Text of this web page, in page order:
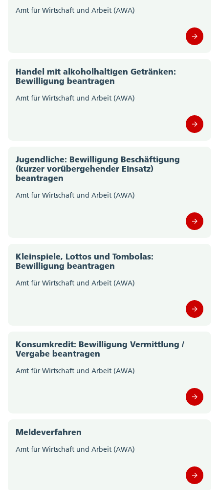
Amt für Raumplanung (0)
Amt für Wald, Jagd und Fischerei (0)
Amtschreiberei (0)
Departement des Innern; Departementssekretariat
Departement für Bildung und Kultur;
Departementssekretariat (0)
Gesundheitsamt (0)
Polizei Kanton Solothurn (0)
Staatskanzlei (0)
Volkswirtschaftsdepartement;
Departementssekretariat (0)
Amt für Wirtschaft und Arbeit (AWA)
Handel mit alkoholhaltigen Getränken:
Bewilligung beantragen
Amt für Wirtschaft und Arbeit (AWA)
Jugendliche: Bewilligung Beschäftigung
(kurzer vorübergehender Einsatz)
beantragen
Amt für Wirtschaft und Arbeit (AWA)
Kleinspiele, Lottos und Tombolas:
Bewilligung beantragen
Amt für Wirtschaft und Arbeit (AWA)
Konsumkredit: Bewilligung Vermittlung /
Vergabe beantragen
Amt für Wirtschaft und Arbeit (AWA)
Meldeverfahren
Amt für Wirtschaft und Arbeit (AWA)